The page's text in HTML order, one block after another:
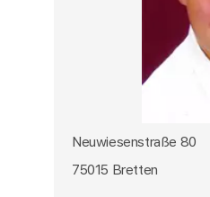
Neuwiesenstraße 80
75015 Bretten